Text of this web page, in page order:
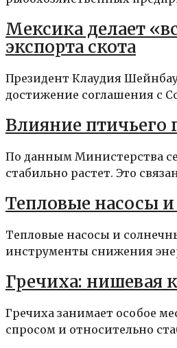
Мексика делает
экспорта скота
Президент Клаудия
достижение соглашения с
Влияние птичьего
По данным Министерства
стабильно растет. Это
Тепловые насосы
Тепловые насосы и
инструменты снижения
Гречиха: нишевая
Гречиха занимает особое
спросом и относительно